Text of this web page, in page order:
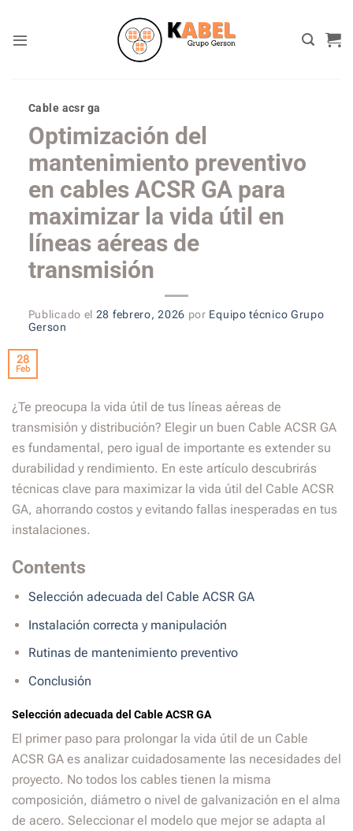
content
Cable acsr ga
Optimización del
mantenimiento preventivo
en cables ACSR GA para
maximizar la vida útil en
líneas aéreas de
transmisión
Publicado el 28 febrero, 2026 por Equipo técnico Grupo
Gerson
28
Feb
¿Te preocupa la vida útil de tus líneas aéreas de
transmisión y distribución? Elegir un buen Cable ACSR GA
es fundamental, pero igual de importante es extender su
durabilidad y rendimiento. En este artículo descubrirás
técnicas clave para maximizar la vida útil del Cable ACSR
GA, ahorrando costos y evitando fallas inesperadas en tus
instalaciones.
Contents
Selección adecuada del Cable ACSR GA
Instalación correcta y manipulación
Rutinas de mantenimiento preventivo
Conclusión
Selección adecuada del Cable ACSR GA
El primer paso para prolongar la vida útil de un Cable
ACSR GA es analizar cuidadosamente las necesidades del
proyecto. No todos los cables tienen la misma
composición, diámetro o nivel de galvanización en el alma
de acero. Seleccionar el modelo que mejor se adapta al